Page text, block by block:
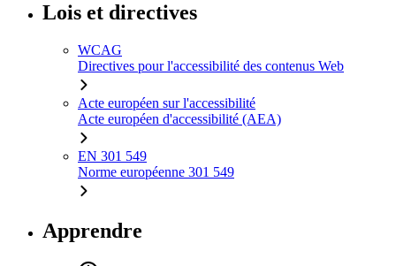
Lois et directives
WCAG
Directives pour l'accessibilité des contenus Web
Acte européen sur l'accessibilité
Acte européen d'accessibilité (AEA)
EN 301 549
Norme européenne 301 549
Apprendre